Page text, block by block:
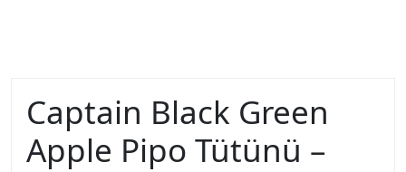
Captain Black Green
Apple Pipo Tütünü –